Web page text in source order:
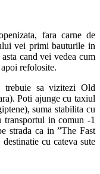
fara carne de
vei primi bauturile in
cand vei vedea cum
refolosite.
sa vizitezi Old
Poti ajunge cu taxiul
suma stabilita cu
transportul in comun -1
strada ca in ”The Fast
cu cateva sute